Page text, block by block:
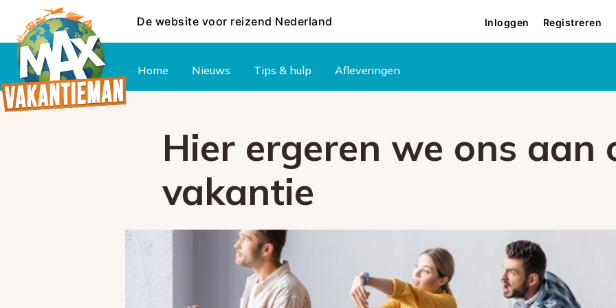
De website voor reizend Nederland Inloggen Registreren
Home Nieuws Tips & hulp Afleveringen
Hier ergeren we ons aan
vakantie